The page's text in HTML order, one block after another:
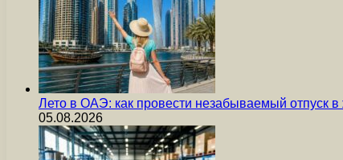
Лето в ОАЭ: как провести незабываемый отпуск в
05.08.2026